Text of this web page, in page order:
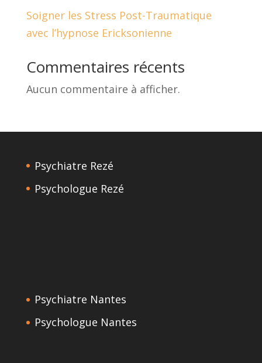
Soigner les Stress Post-Traumatique
avec l’hypnose Ericksonienne
Commentaires récents
Aucun commentaire à afficher.
Psychiatre Rezé
Psychologue Rezé
Psychiatre Nantes
Psychologue Nantes